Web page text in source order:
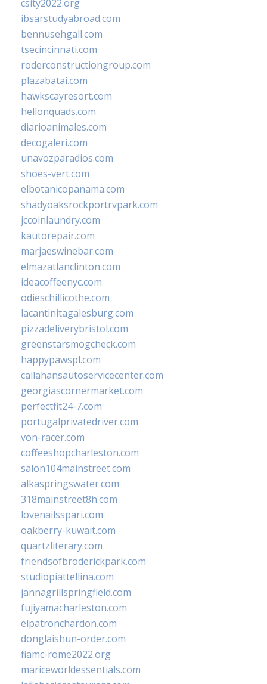
csity2022.org
ibsarstudyabroad.com
bennusehgall.com
tsecincinnati.com
roderconstructiongroup.com
plazabatai.com
hawkscayresort.com
hellonquads.com
diarioanimales.com
decogaleri.com
unavozparadios.com
shoes-vert.com
elbotanicopanama.com
shadyoaksrockportrvpark.com
jccoinlaundry.com
kautorepair.com
marjaeswinebar.com
elmazatlanclinton.com
ideacoffeenyc.com
odieschillicothe.com
lacantinitagalesburg.com
pizzadeliverybristol.com
greenstarsmogcheck.com
happypawspl.com
callahansautoservicecenter.com
georgiascornermarket.com
perfectfit24-7.com
portugalprivatedriver.com
von-racer.com
coffeeshopcharleston.com
salon104mainstreet.com
alkaspringswater.com
318mainstreet8h.com
lovenailsspari.com
oakberry-kuwait.com
quartzliterary.com
friendsofbroderickpark.com
studiopiattellina.com
jannagrillspringfield.com
fujiyamacharleston.com
elpatronchardon.com
donglaishun-order.com
fiamc-rome2022.org
mariceworldessentials.com